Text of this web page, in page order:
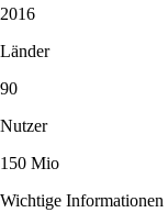
2016
Länder
90
Nutzer
150 Mio
Wichtige Informationen